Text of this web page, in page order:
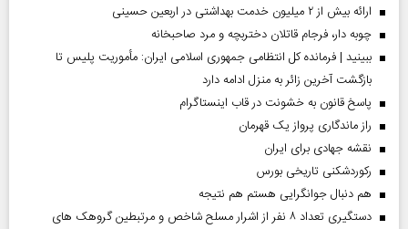
ارائه بیش از ۲ میلیون خدمت بهداشتی در اربعین حسینی
چوبه دار، فرجام قاتلان دختربچه و مرد صاحبخانه
ببینید | فرمانده کل انتظامی جمهوری اسلامی ایران­: مأموریت پلیس تا
بازگشت آخرین زائر به منزل ادامه دارد
پاسخ قانون به خشونت در قاب اینستاگرام
راز ماندگاری پرواز یک قهرمان
نقشه جهادی برای ایران
رکوردشکنی تاریخی بورس
هم دنبال جوانگرایی هستم هم نتیجه
دستگیری تعداد ۸ نفر از اشرار مسلح شاخص و مرتبطین گروهک های